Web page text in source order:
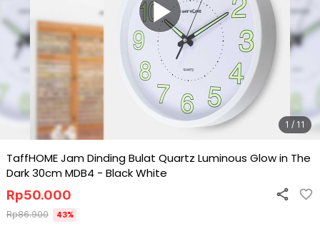
1 / 11
TaffHOME Jam Dinding Bulat Quartz Luminous Glow in The
Dark 30cm MDB4 - Black White
Rp50.000
Rp86.900 43%